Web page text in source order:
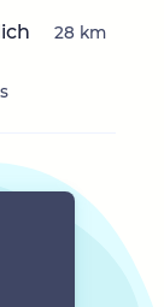
28 km